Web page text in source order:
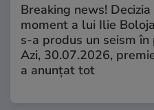
Breaking news!
moment a lui Ilie
s-a produs un seism în
Azi, 30.07.2026,
a anunțat tot